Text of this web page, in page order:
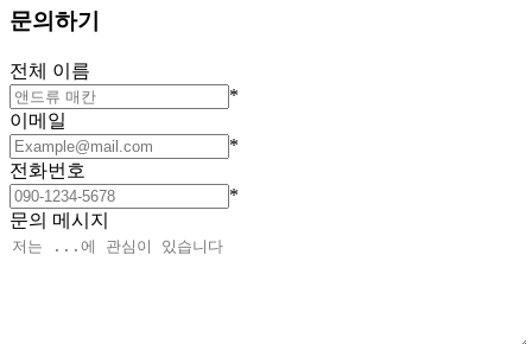
문의하기
전체 이름
*
이메일
*
전화번호
*
문의 메시지